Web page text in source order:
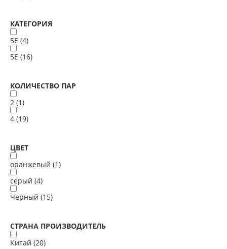
КАТЕГОРИЯ
5E (4)
5Е (16)
КОЛИЧЕСТВО ПАР
2 (1)
4 (19)
ЦВЕТ
оранжевый (1)
серый (4)
Черный (15)
СТРАНА ПРОИЗВОДИТЕЛЬ
Китай (20)